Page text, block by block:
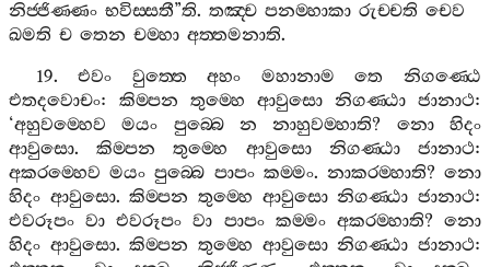
නිජ‍්ජිණ‍්ණං භවිස‍්සතී”ති. තඤ‍්ච පනම‍්හාකා රුච‍්චති චෙව
ඛමති ච තෙන චම‍්හා අත‍්තමනාති.
19.එවං වුත‍්තෙ අහං මහානාම තෙ
නිගණ‍්ඨෙ
එතදවොචං: කිම‍්පන තුම‍්හෙ ආවුසො නිගණ‍්ඨා ජානාථ:
‘අහුවම‍්හෙව මයං පුබ‍්බෙ න නාහුවම‍්හාති? නො
හිදං
ආවුසො.කිම‍්පන තුම‍්හෙ ආවුසො නිගණ‍්ඨා ජානාථ:
අකරම‍්හෙව මයං පුබ‍්බෙ පාපං කම‍්මං. නාකරම‍්හාති?නො
හිදං ආවුසො.කිම‍්පන තුම‍්හෙ ආවුසො නිගණ‍්ඨා ජානාථ:
එවරූපං වා එවරූපං වා පාපං කම‍්මං අකරම‍්හාති?නො
හිදං ආවුසො.කිම‍්පන තුම‍්හෙ ආවුසො නිගණ‍්ඨා ජානාථ: